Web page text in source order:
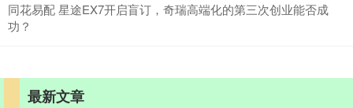
同花易配 星途EX7开启盲订，奇瑞高端化的第三次创业能否成
功？
最新文章